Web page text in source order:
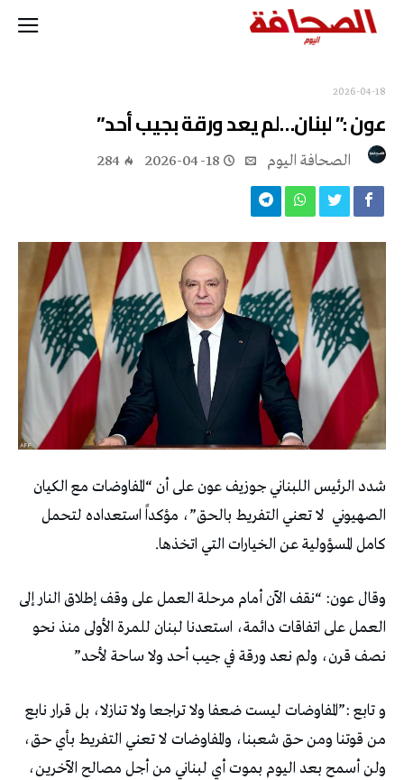
2026-04-18
عون :” لبنان…لم يعد ورقة بجيب أحد”
2026-04-18
284
شدد الرئيس اللبناني جوزيف عون على أن “المفاوضات مع الكيان
الصهيوني لا تعني التفريط بالحق”، مؤكداً استعداده لتحمل
كامل المسؤولية عن الخيارات التي اتخذها.
وقال عون: “نقف الآن أمام مرحلة العمل على وقف إطلاق النار إلى
العمل على اتفاقات دائمة، استعدنا لبنان للمرة الأولى منذ نحو
نصف قرن، ولم نعد ورقة في جيب أحد ولا ساحة لأحد”
و تابع :”المفاوضات ليست ضعفا ولا تراجعا ولا تنازلا، بل قرار نابع
من قوتنا ومن حق شعبنا، والمفاوضات لا تعني التفريط بأي حق،
ولن أسمح بعد اليوم بموت أي لبناني من أجل مصالح الآخرين،